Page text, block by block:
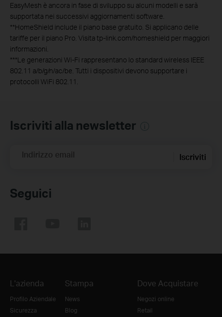
EasyMesh è ancora in fase di sviluppo su alcuni modelli e sarà
supportata nei successivi aggiornamenti software.
**HomeShield include il piano base gratuito. Si applicano delle
tariffe per il piano Pro. Visita tp-link.com/homeshield per maggiori
informazioni.
***Le generazioni Wi-Fi rappresentano lo standard wireless IEEE
802.11 a/b/g/n/ac/be. Tutti i dispositivi devono supportare i
protocolli WiFi 802.11.
Iscriviti alla newsletter
Indirizzo email Iscriviti
Seguici
L'azienda
Profilo Aziendale
Sicurezza
Stampa
News
Blog
Dove Acquistare
Negozi online
Retail